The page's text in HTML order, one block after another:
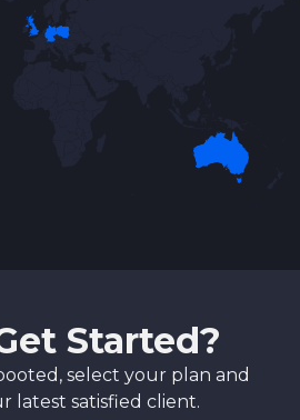
Started?
select your plan and
latest satisfied client.